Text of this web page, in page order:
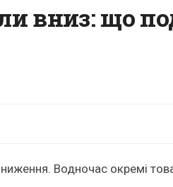
вниз: що
Водночас окремі